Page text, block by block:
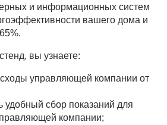
и информационных систем
вашего дома и
вы узнаете:
управляющей компании от
удобный сбор показаний для
компании;